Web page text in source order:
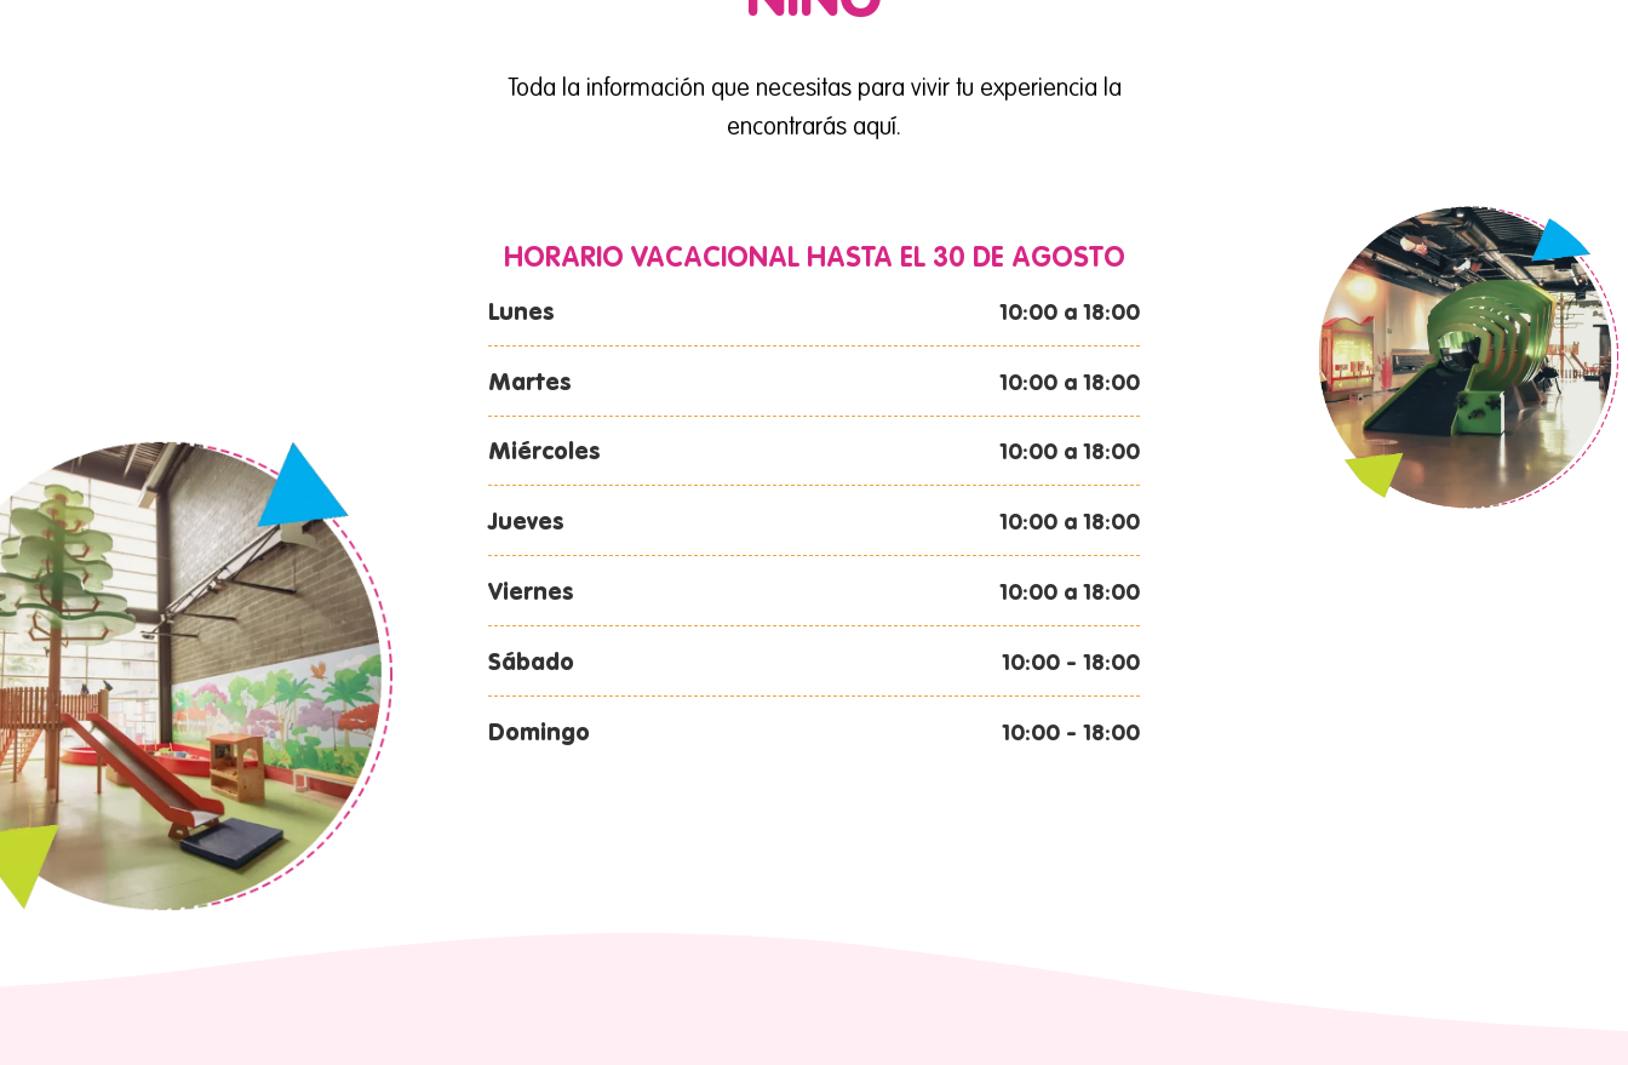
Toda la información que necesitas para vivir tu experiencia la
encontrarás aquí.
HORARIO VACACIONAL HASTA EL 30 DE AGOSTO
Lunes 10:00 a 18:00
Martes 10:00 a 18:00
Miércoles 10:00 a 18:00
Jueves 10:00 a 18:00
Viernes 10:00 a 18:00
Sábado 10:00 - 18:00
Domingo 10:00 - 18:00